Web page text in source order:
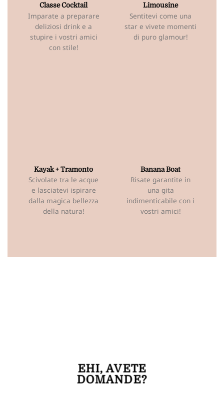
Classe Cocktail
Imparate a preparare
deliziosi drink e a
stupire i vostri amici
con stile!
Limousine
Sentitevi come una
star e vivete momenti
di puro glamour!
Kayak + Tramonto
Scivolate tra le acque
e lasciatevi ispirare
dalla magica bellezza
della natura!
Banana Boat
Risate garantite in
una gita
indimenticabile con i
vostri amici!
EHI,AVETE
DOMANDE?